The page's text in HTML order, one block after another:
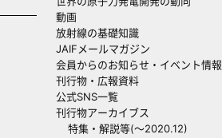
動画
放射線の基礎知識
JAIFメールマガジン
会員からのお知らせ・イベント情報
刊行物・広報資料
公式SNS一覧
刊行物アーカイブス
特集・解説等(～2020.12)